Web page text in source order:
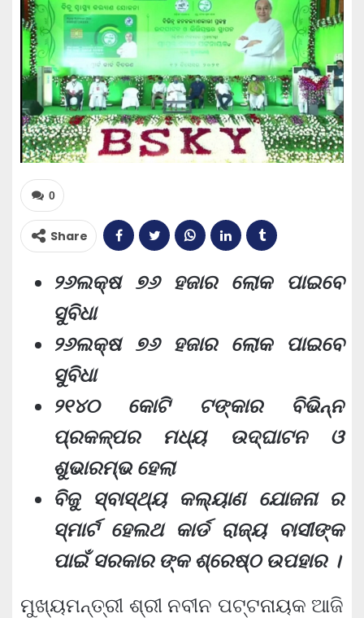
0
Share
୨୬ଲକ୍ଷ ୭୬ ହଜାର ଲୋକ ପାଇବେ
ସୁବିଧା
୨୬ଲକ୍ଷ ୭୬ ହଜାର ଲୋକ ପାଇବେ
ସୁବିଧା
୨୧୪୦ କୋଟି ଟଙ୍କାର ବିଭିନ୍ନ
ପ୍ରକଳ୍ପର ମଧ୍ୟ ଉଦ୍‌ଘାଟନ ଓ
ଶୁଭାରମ୍ଭ ହେଲା
ବିଜୁ ସ୍ବାସ୍ଥ୍ୟ କଲ୍ୟାଣ ଯୋଜନା ର
ସ୍ମାର୍ଟ ହେଲଥ କାର୍ଡ ରାଜ୍ୟ ବାସୀଙ୍କ
ପାଇଁ ସରକାର ଙ୍କ ଶ୍ରେଷ୍ଠ ଉପହାର ।
ମୁଖ୍ୟମନ୍ତ୍ରୀ ଶ୍ରୀ ନବୀନ ପଟ୍ଟନାୟକ ଆଜି